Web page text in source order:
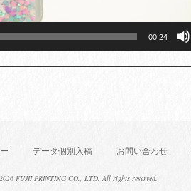
00:24
データ個別入稿 お問い合わせ
2026 FUJII PRINTING CO., LTD. All rights reserved.